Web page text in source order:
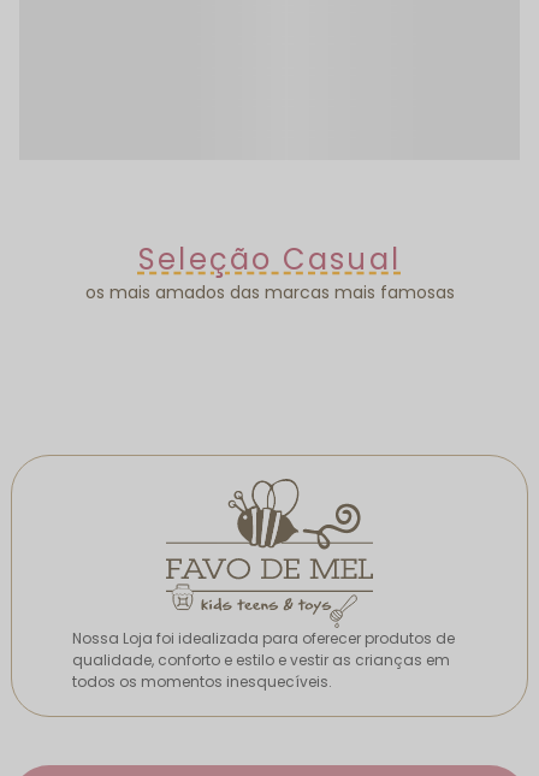
Seleção Casual
os mais amados das marcas mais famosas
Nossa Loja foi idealizada para oferecer produtos de
qualidade, conforto e estilo e vestir as crianças em
todos os momentos inesquecíveis.